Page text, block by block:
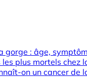
gorge : âge,
les plus mortels chez
on un cancer de